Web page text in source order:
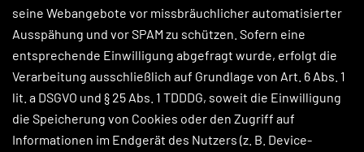
seine Webangebote vor missbräuchlicher automatisierter
Ausspähung und vor SPAM zu schützen. Sofern eine
entsprechende Einwilligung abgefragt wurde, erfolgt die
Verarbeitung ausschließlich auf Grundlage von Art. 6 Abs. 1
lit. a DSGVO und § 25 Abs. 1 TDDDG, soweit die Einwilligung
die Speicherung von Cookies oder den Zugriff auf
Informationen im Endgerät des Nutzers (z. B. Device-